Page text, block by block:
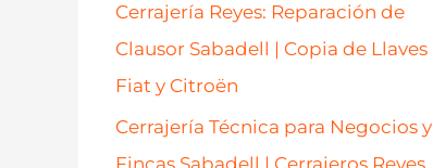
Cerrajería Reyes: Reparación de
Clausor Sabadell | Copia de Llaves
Fiat y Citroën
Cerrajería Técnica para Negocios y